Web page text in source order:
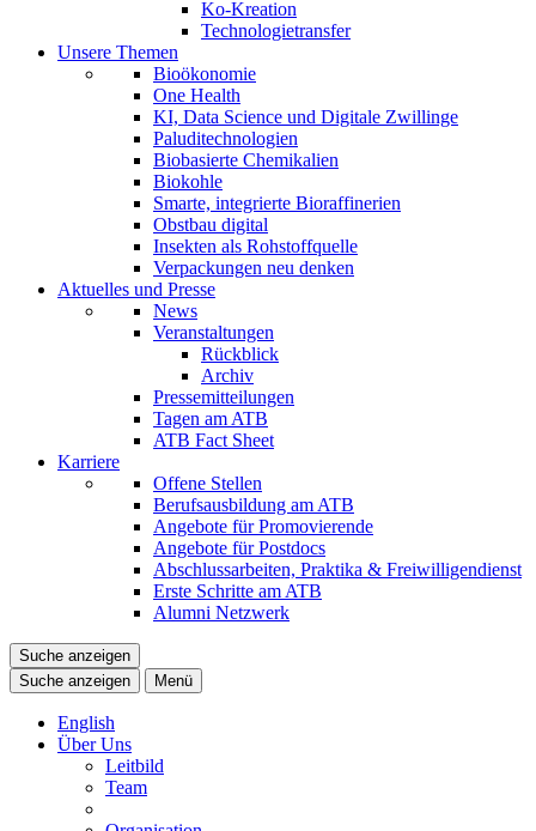
Ko-Kreation
Technologietransfer
Unsere Themen
Bioökonomie
One Health
KI, Data Science und Digitale Zwillinge
Paluditechnologien
Biobasierte Chemikalien
Biokohle
Smarte, integrierte Bioraffinerien
Obstbau digital
Insekten als Rohstoffquelle
Verpackungen neu denken
Aktuelles und Presse
News
Veranstaltungen
Rückblick
Archiv
Pressemitteilungen
Tagen am ATB
ATB Fact Sheet
Karriere
Offene Stellen
Berufsausbildung am ATB
Angebote für Promovierende
Angebote für Postdocs
Abschlussarbeiten, Praktika & Freiwilligendienst
Erste Schritte am ATB
Alumni Netzwerk
Suche anzeigen
Suche anzeigen
Menü
English
Über Uns
Leitbild
Team